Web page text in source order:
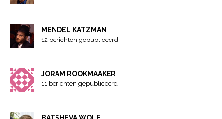
MENDEL KATZMAN
12 berichten gepubliceerd
JORAM ROOKMAAKER
11 berichten gepubliceerd